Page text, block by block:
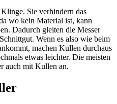
Sie verhindern das
wo kein Material ist, kann
Dadurch gleiten die Messer
Wenn es also wie beim
machen Kullen durchaus
etwas leichter. Die meisten
auch mit Kullen an.